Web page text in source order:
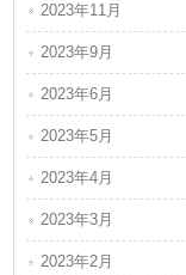
2023年11月
2023年9月
2023年6月
2023年5月
2023年4月
2023年3月
2023年2月